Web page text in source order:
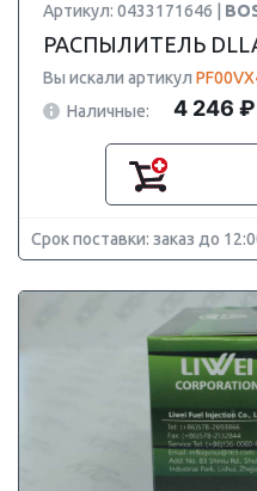
Артикул: 0433171646 |
РАСПЫЛИТЕЛЬ
Вы искали артикул
Наличные:
4 246 ₽
Срок поставки: заказ до